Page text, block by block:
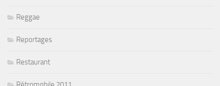
Reggae
Reportages
Restaurant